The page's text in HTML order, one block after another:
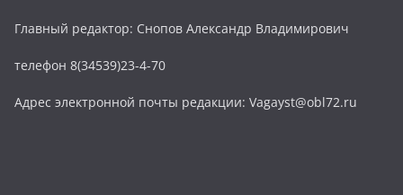
Главный редактор: Снопов Александр Владимирович
телефон 8(34539)23-4-70
Адрес электронной почты редакции: Vagayst@obl72.ru